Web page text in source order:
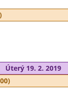
Úterý 19. 2. 2019